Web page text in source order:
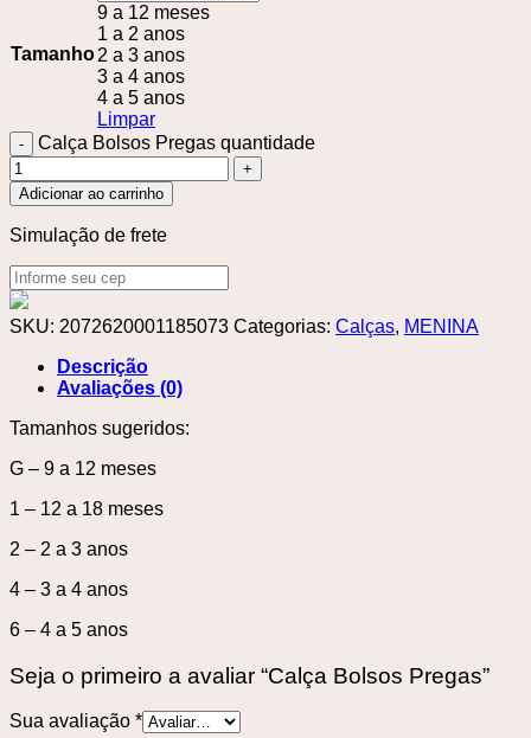
Tamanho
9 a 12 meses
1 a 2 anos
2 a 3 anos
3 a 4 anos
4 a 5 anos
Limpar
Calça Bolsos Pregas quantidade
Adicionar ao carrinho
Simulação de frete
SKU: 2072620001185073 Categorias: Calças, MENINA
Descrição
Avaliações (0)
Tamanhos sugeridos:
G – 9 a 12 meses
1 – 12 a 18 meses
2 – 2 a 3 anos
4 – 3 a 4 anos
6 – 4 a 5 anos
Seja o primeiro a avaliar “Calça Bolsos Pregas”
Sua avaliação *